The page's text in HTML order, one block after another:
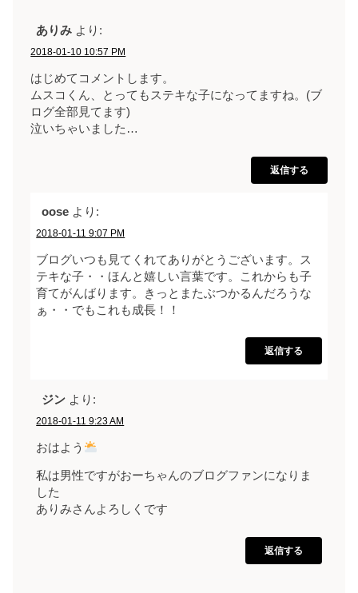
ありみ より:
2018-01-10 10:57 PM
はじめてコメントします。
ムスコくん、とってもステキな子になってますね。(ブ
ログ全部見てます)
泣いちゃいました…
返信する
oose より:
2018-01-11 9:07 PM
ブログいつも見てくれてありがとうございます。ス
テキな子・・ほんと嬉しい言葉です。これからも子
育てがんばります。きっとまたぶつかるんだろうな
ぁ・・でもこれも成長！！
返信する
ジン より:
2018-01-11 9:23 AM
おはよう
私は男性ですがおーちゃんのブログファンになりま
した
ありみさんよろしくです
返信する